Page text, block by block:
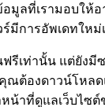
มูลที่เรามอบให้อ
มีการอัพเดทใหม่
รีเท่านั้น แต่ยังมี
คุณต้องดาวน์โหล
หน้าที่ดูแลเว็บไซต์